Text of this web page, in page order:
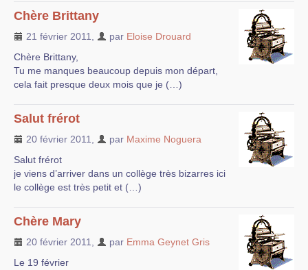
Chère Brittany
21 février 2011 par Eloise Drouard
Chère Brittany,
Tu me manques beaucoup depuis mon départ,
cela fait presque deux mois que je (…)
Salut frérot
20 février 2011 par Maxime Noguera
Salut frérot
je viens d’arriver dans un collège très bizarres ici
le collège est très petit et (…)
Chère Mary
20 février 2011 par Emma Geynet Gris
Le 19 février